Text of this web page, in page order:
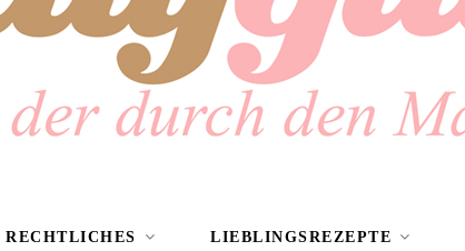
RECHTLICHES LIEBLINGSREZEPTE